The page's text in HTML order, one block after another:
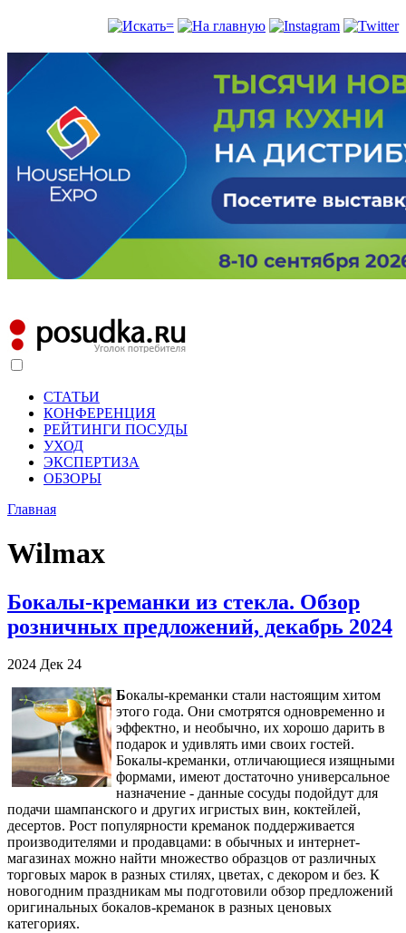
СТАТЬИ
КОНФЕРЕНЦИЯ
РЕЙТИНГИ ПОСУДЫ
УХОД
ЭКСПЕРТИЗА
ОБЗОРЫ
Главная
Wilmax
Бокалы-креманки из стекла. Обзор
розничных предложений, декабрь 2024
2024 Дек 24
Бокалы-креманки стали настоящим хитом
этого года. Они смотрятся одновременно и
эффектно, и необычно, их хорошо дарить в
подарок и удивлять ими своих гостей.
Бокалы-креманки, отличающиеся изящными
формами, имеют достаточно универсальное
назначение - данные сосуды подойдут для
подачи шампанского и других игристых вин, коктейлей,
десертов. Рост популярности креманок поддерживается
производителями и продавцами: в обычных и интернет-
магазинах можно найти множество образцов от различных
торговых марок в разных стилях, цветах, с декором и без. К
новогодним праздникам мы подготовили обзор предложений
оригинальных бокалов-креманок в разных ценовых
категориях.